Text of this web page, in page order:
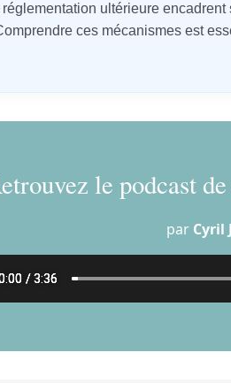
ultérieure
ces mécanismes est
le podcast
par Cyril